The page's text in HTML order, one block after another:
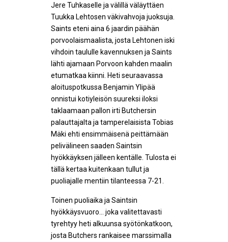
Jere Tuhkaselle ja välillä väläyttäen
Tuukka Lehtosen väkivahvoja juoksuja.
Saints eteni aina 6 jaardin päähän
porvoolaismaalista, josta Lehtonen iski
vihdoin taululle kavennuksen ja Saints
lähti ajamaan Porvoon kahden maalin
etumatkaa kiinni. Heti seuraavassa
aloituspotkussa Benjamin Ylipää
onnistui kotiyleisön suureksi iloksi
taklaamaan pallon irti Butchersin
palauttajalta ja tamperelaisista Tobias
Mäki ehti ensimmäisenä peittämään
pelivälineen saaden Saintsin
hyökkäyksen jälleen kentälle. Tulosta ei
tällä kertaa kuitenkaan tullut ja
puoliajalle mentiin tilanteessa 7-21.
Toinen puoliaika ja Saintsin
hyökkäysvuoro… joka valitettavasti
tyrehtyy heti alkuunsa syötönkatkoon,
josta Butchers rankaisee marssimalla